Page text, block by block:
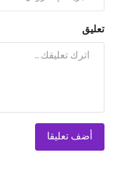
تعليق
أضف تعليقا